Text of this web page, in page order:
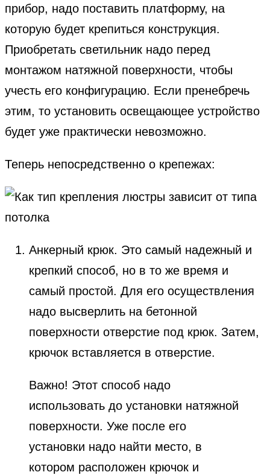
прибор, надо поставить платформу, на
которую будет крепиться конструкция.
Приобретать светильник надо перед
монтажом натяжной поверхности, чтобы
учесть его конфигурацию. Если пренебречь
этим, то установить освещающее устройство
будет уже практически невозможно.
Теперь непосредственно о крепежах:
Анкерный крюк. Это самый надежный и
крепкий способ, но в то же время и
самый простой. Для его осуществления
надо высверлить на бетонной
поверхности отверстие под крюк. Затем,
крючок вставляется в отверстие.
Важно! Этот способ надо
использовать до установки натяжной
поверхности. Уже после его
установки надо найти место, в
котором расположен крючок и